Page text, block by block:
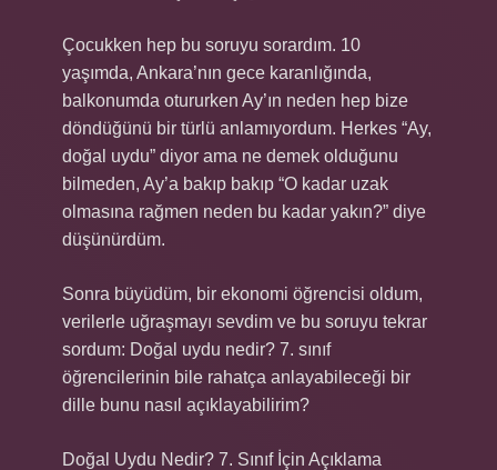
Çocukken hep bu soruyu sorardım. 10
yaşımda, Ankara’nın gece karanlığında,
balkonumda otururken Ay’ın neden hep bize
döndüğünü bir türlü anlamıyordum. Herkes “Ay,
doğal uydu” diyor ama ne demek olduğunu
bilmeden, Ay’a bakıp bakıp “O kadar uzak
olmasına rağmen neden bu kadar yakın?” diye
düşünürdüm.
Sonra büyüdüm, bir ekonomi öğrencisi oldum,
verilerle uğraşmayı sevdim ve bu soruyu tekrar
sordum: Doğal uydu nedir? 7. sınıf
öğrencilerinin bile rahatça anlayabileceği bir
dille bunu nasıl açıklayabilirim?
Doğal Uydu Nedir? 7. Sınıf İçin Açıklama